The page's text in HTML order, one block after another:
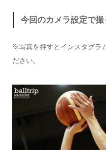
今回のカメラ設定で
※写真を押すとインスタグラ
ださい。